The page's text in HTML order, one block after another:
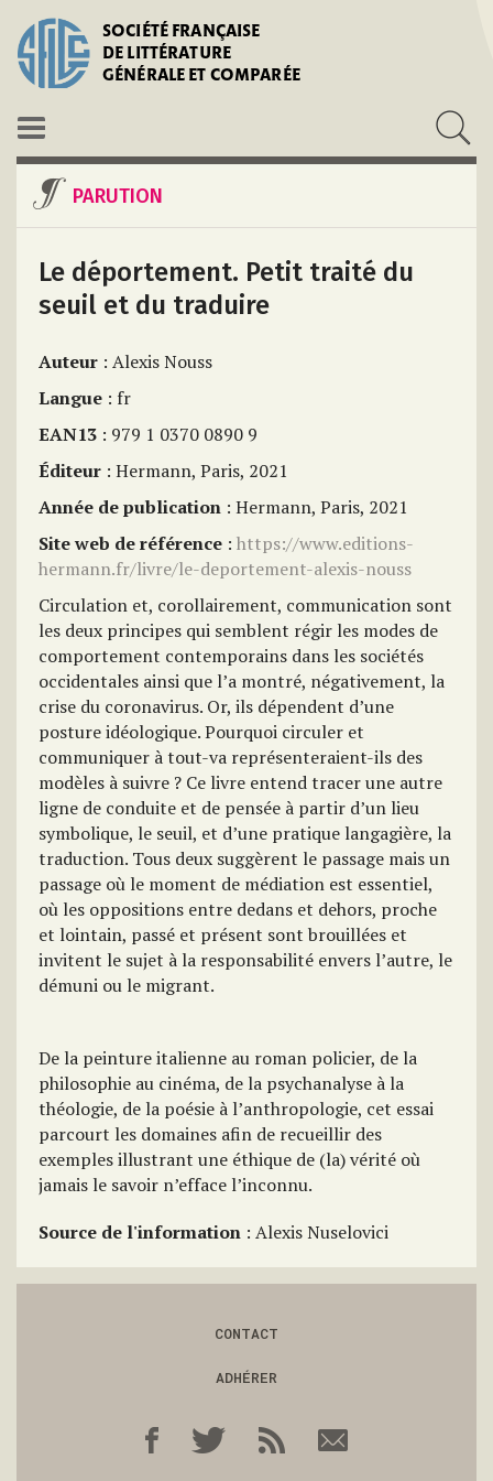
SOCIÉTÉ FRANÇAISE
DE LITTÉRATURE
GÉNÉRALE ET COMPARÉE
PARUTION
Le déportement. Petit traité du
seuil et du traduire
Auteur : Alexis Nouss
Langue : fr
EAN13 : 979 1 0370 0890 9
Éditeur : Hermann, Paris, 2021
Année de publication : Hermann, Paris, 2021
Site web de référence : https://www.editions-
hermann.fr/livre/le-deportement-alexis-nouss
Circulation et, corollairement, communication sont
les deux principes qui semblent régir les modes de
comportement contemporains dans les sociétés
occidentales ainsi que l’a montré, négativement, la
crise du coronavirus. Or, ils dépendent d’une
posture idéologique. Pourquoi circuler et
communiquer à tout-va représenteraient-ils des
modèles à suivre ? Ce livre entend tracer une autre
ligne de conduite et de pensée à partir d’un lieu
symbolique, le seuil, et d’une pratique langagière, la
traduction. Tous deux suggèrent le passage mais un
passage où le moment de médiation est essentiel,
où les oppositions entre dedans et dehors, proche
et lointain, passé et présent sont brouillées et
invitent le sujet à la responsabilité envers l’autre, le
démuni ou le migrant.
De la peinture italienne au roman policier, de la
philosophie au cinéma, de la psychanalyse à la
théologie, de la poésie à l’anthropologie, cet essai
parcourt les domaines afin de recueillir des
exemples illustrant une éthique de (la) vérité où
jamais le savoir n’efface l’inconnu.
Source de l'information : Alexis Nuselovici
CONTACT
ADHÉRER